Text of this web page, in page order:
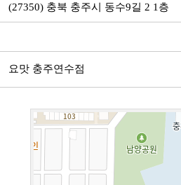
(27350) 충북 충주시 동수9길 2 1층
요맛 충주연수점